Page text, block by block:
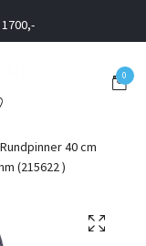
0
Rundpinner 40 cm
(215622 )